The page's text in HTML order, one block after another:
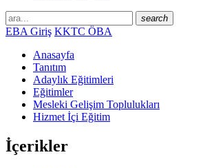
search
EBA Giriş KKTC ÖBA
Anasayfa
Tanıtım
Adaylık Eğitimleri
Eğitimler
Mesleki Gelişim Toplulukları
Hizmet İçi Eğitim
İçerikler